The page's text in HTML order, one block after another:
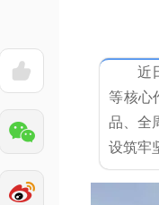
近
等核心
品、全
设筑牢